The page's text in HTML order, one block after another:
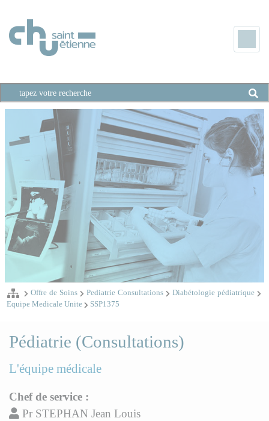
Offre de Soins Pediatrie Consultations
Diabétologie pédiatrique
Equipe Medicale Unite
SSP1375
Pédiatrie (Consultations)
L'équipe médicale
Chef de service :
Pr STEPHAN Jean Louis